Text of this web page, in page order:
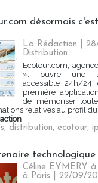
désormais
La Rédaction |
Distribution
Ecotour.com,
», ouvre une
accessible 24h/
première
de mémoriser
relatives au profil
, distribution, ecotour,
Céline EYMERY
à Paris | 22/09/